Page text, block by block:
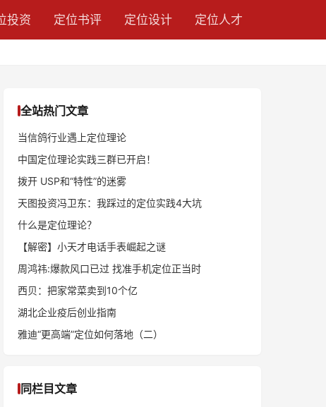
投资 定位书评 定位设计 定位人才
全站热门文章
当信鸽行业遇上定位理论
中国定位理论实践三群已开启！
拨开 USP和“特性”的迷雾
天图投资冯卫东：我踩过的定位实践4大坑
什么是定位理论？
【解密】小天才电话手表崛起之谜
周鸿祎:爆款风口已过 找准手机定位正当时
西贝：把家常菜卖到10个亿
湖北企业疫后创业指南
雅迪“更高端”定位如何落地（二）
同栏目文章